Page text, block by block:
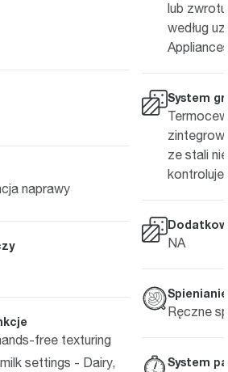
naprawy
free texturing
settings - Dairy,
lub
według
System
ze stali
kontroluje
NA
Ręczne
System